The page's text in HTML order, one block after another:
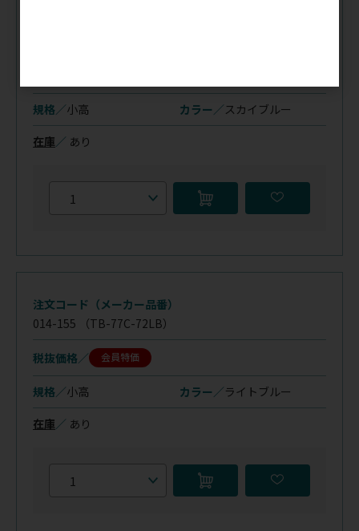
規格／小高 カラー／スカイブルー
在庫／ あり
注文コード（メーカー品番）
014-155 （TB-77C-72LB）
税抜価格 会員特価
規格／小高 カラー／ライトブルー
在庫／ あり